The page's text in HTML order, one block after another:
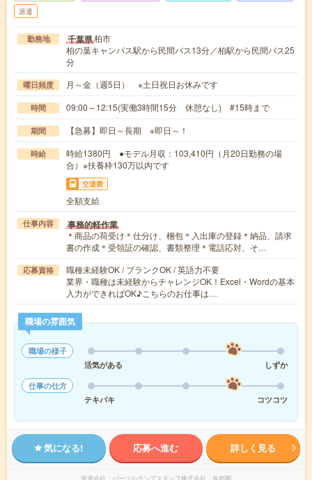
派遣
勤務地 千葉県柏市
柏の葉キャンパス駅から民間バス13分／柏駅から民間バス25
分
曜日頻度 月～金（週5日） ※土日祝日お休みです
時間 09:00～12:15(実働3時間15分 休憩なし) #15時まで
期間 【急募】即日～長期 ※即日～！
時給
時給1380円 ●モデル月収：103,410円（月20日勤務の場
合）※扶養枠130万以内です
交通費
全額支給
仕事内容 事務的軽作業
＊商品の荷受け＊仕分け、梱包＊入出庫の登録＊納品、請求
書の作成＊受領証の確認、書類整理＊電話応対、そ…
応募資格
職種未経験OK / ブランクOK / 英語力不要
業界・職種は未経験からチャレンジOK！Excel・Wordの基本
入力ができればOK♪こちらのお仕事は…
職場の雰囲気
職場の様子
活気がある
しずか
仕事の仕方
テキパキ
コツコツ
気になる! 応募へ進む 詳しく見る
派遣会社 パーソルテンプスタッフ株式会社 首都圏